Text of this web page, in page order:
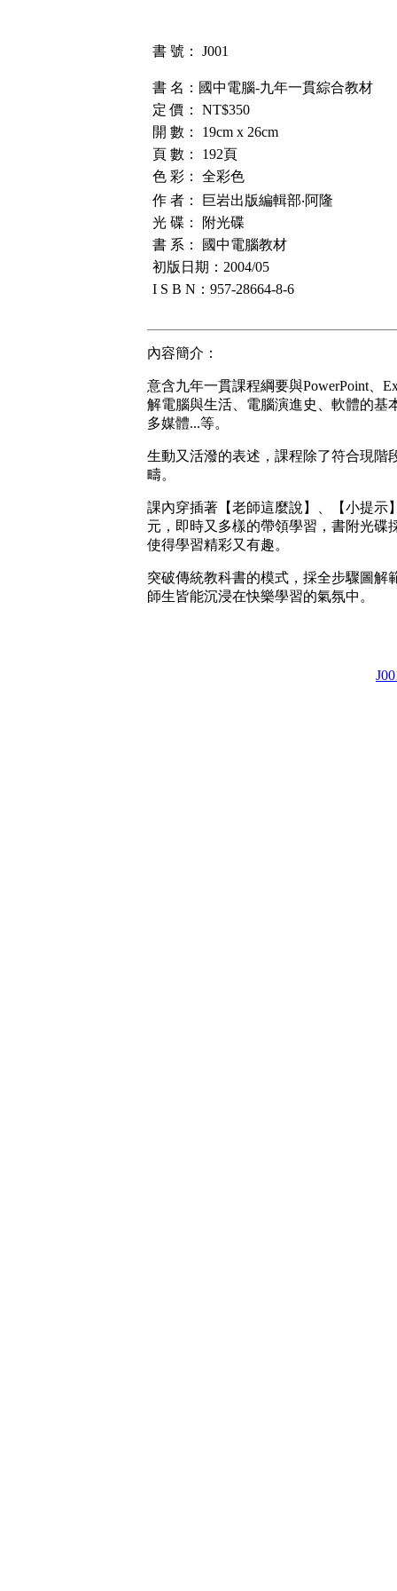
書 號： J001
書 名： 國中電腦-九年一貫綜合教材
定 價： NT$350
開 數： 19cm x 26cm
頁 數： 192頁
色 彩： 全彩色
作 者： 巨岩出版編輯部‧阿隆
光 碟： 附光碟
書 系： 國中電腦教材
初版日期：2004/05
I S B N：957-28664-8-6
內容簡介：
意含九年一貫課程綱要與PowerPoint、
解電腦與生活、電腦演進史、軟體的基
多媒體...等。
生動又活潑的表述，課程除了符合現階
疇。
課內穿插著【老師這麼說】、【小提示
元，即時又多樣的帶領學習，書附光碟
使得學習精彩又有趣。
突破傳統教科書的模式，採全步驟圖解
師生皆能沉浸在快樂學習的氣氛中。